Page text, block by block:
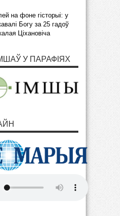
на фоне гісторыі: у
Богу за 25 гадоў
Ціхановіча
У ПАРАФІЯХ